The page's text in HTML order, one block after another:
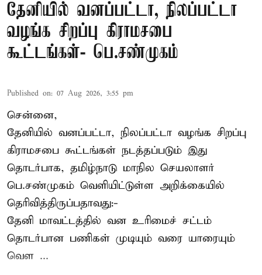
தேனியில் வனப்பட்டா, நிலப்பட்டா
வழங்க சிறப்பு கிராமசபை
கூட்டங்கள்- பெ.சண்முகம்
Published on: 07 Aug 2026, 3:55 pm
சென்னை,
தேனியில் வனப்பட்டா, நிலப்பட்டா வழங்க சிறப்பு
கிராமசபை கூட்டங்கள் நடத்தப்படும் இது
தொடர்பாக, தமிழ்நாடு மாநில செயலாளர்
பெ.சண்முகம் வெளியிட்டுள்ள அறிக்கையில்
தெரிவித்திருப்பதாவது:-
தேனி மாவட்டத்தில் வன உரிமைச் சட்டம்
தொடர்பான பணிகள் முடியும் வரை யாரையும்
வெள ...